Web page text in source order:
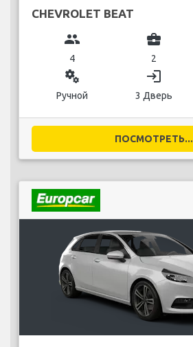
CHEVROLET BEAT
group
4
business_center
2
miscellaneous_services
Ручной
login
3 Дверь
ПОСМОТРЕТЬ...